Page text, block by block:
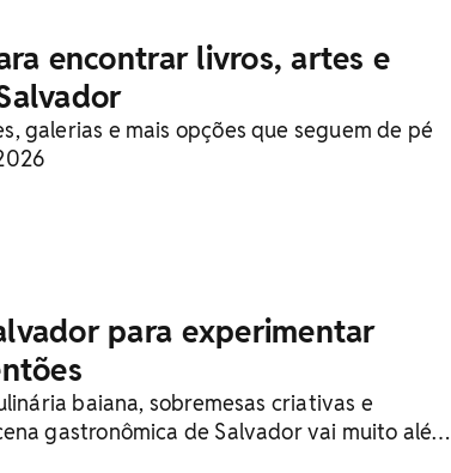
encontrar livros, artes e
galerias e mais opções que seguem de pé
para experimentar
baiana, sobremesas criativas e
gastronômica de Salvador vai muito além